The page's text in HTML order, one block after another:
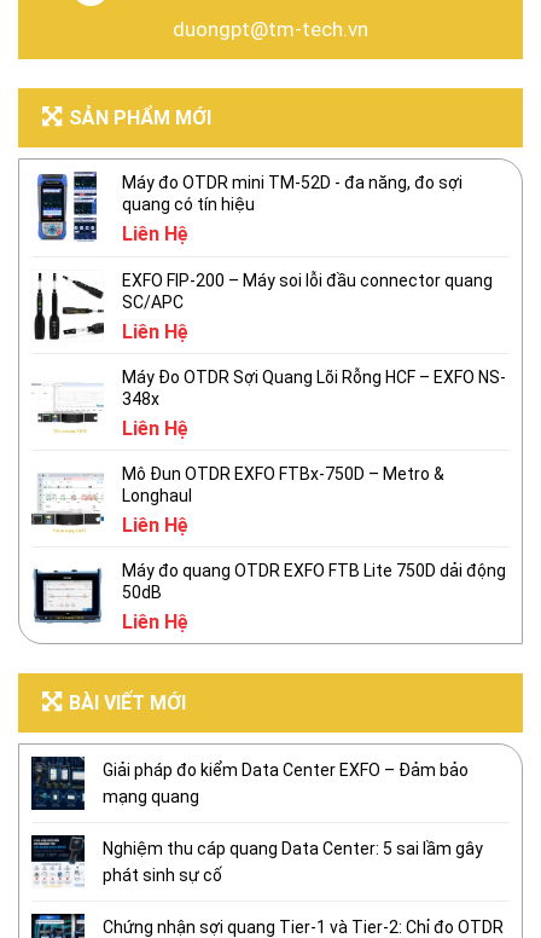
duongpt@tm-tech.vn
SẢN PHẨM MỚI
Máy đo OTDR mini TM-52D - đa năng, đo sợi
quang có tín hiệu
Liên Hệ
EXFO FIP-200 – Máy soi lỗi đầu connector quang
SC/APC
Liên Hệ
Máy Đo OTDR Sợi Quang Lõi Rỗng HCF – EXFO NS-
348x
Liên Hệ
Mô Đun OTDR EXFO FTBx-750D – Metro &
Longhaul
Liên Hệ
Máy đo quang OTDR EXFO FTB Lite 750D dải động
50dB
Liên Hệ
BÀI VIẾT MỚI
Giải pháp đo kiểm Data Center EXFO – Đảm bảo
mạng quang
Nghiệm thu cáp quang Data Center: 5 sai lầm gây
phát sinh sự cố
Chứng nhận sợi quang Tier-1 và Tier-2: Chỉ đo OTDR